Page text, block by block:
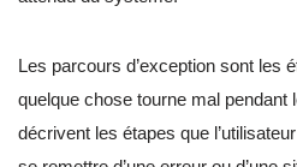
Les parcours d’exception sont les
quelque chose tourne mal
décrivent les étapes que